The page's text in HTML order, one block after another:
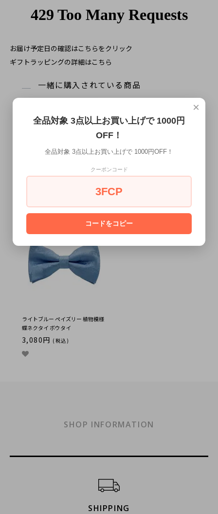
お届け予定日の確認はこちらをクリック
ギフトラッピングの詳細はこちら
一緒に購入されている商品
ライトブルー 蝶ネクタイ ボウタイ ライトブルー レイヤー 蝶ネクタイ
ボウタイ 【簡易装着タイプ】
3,080円
ライトブルー ペイズリー 植物模様
蝶ネクタイ ボウタイ
3,080円 (税込)
SHOP INFORMATION
SHIPPING
×
全品対象 3点以上お買い上げで 1000円
OFF！
全品対象 3点以上お買い上げで 1000円OFF！
クーポンコード
3FCP
コードをコピー